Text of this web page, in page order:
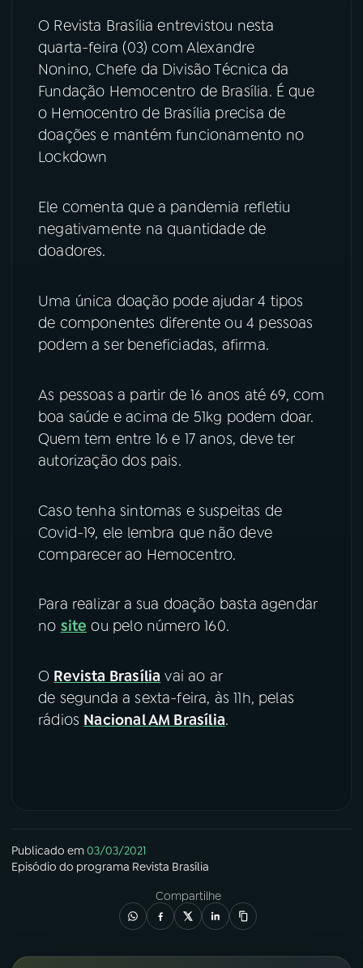
04PROGRAMAS
PODCASTS
06VIDEOCASTS
FESTIVAL DE MÚSICA
ACOMPANHE A RÁDIO NACIONAL
YouTube Facebook
TikTok
O Revista Brasília entrevistou nesta
quarta-feira (03) com Alexandre
Nonino, Chefe da Divisão Técnica da
Fundação Hemocentro de Brasília. É que
o Hemocentro de Brasília precisa de
doações e mantém funcionamento no
Lockdown
Ele comenta que a pandemia refletiu
negativamente na quantidade de
doadores.
Uma única doação pode ajudar 4 tipos
de componentes diferente ou 4 pessoas
podem a ser beneficiadas, afirma.
As pessoas a partir de 16 anos até 69, com
boa saúde e acima de 51kg podem doar.
Quem tem entre 16 e 17 anos, deve ter
autorização dos pais.
Caso tenha sintomas e suspeitas de
Covid-19, ele lembra que não deve
comparecer ao Hemocentro.
Para realizar a sua doação basta agendar
no site ou pelo número 160.
O Revista Brasília vai ao ar
de segunda a sexta-feira, às 11h, pelas
rádios Nacional AM Brasília.
Publicado em03/03/2021
Episódio do programa Revista Brasília
Compartilhe